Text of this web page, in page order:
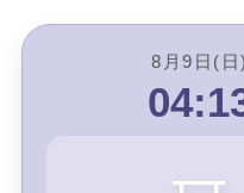
8月9日(日)